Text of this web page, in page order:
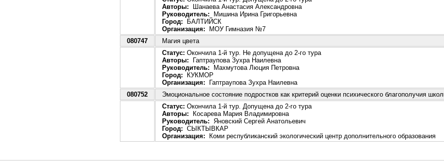
Авторы: Шанаева Анастасия Александровна
Руководитель: Мишина Ирина Григорьевна
Город: БАЛТИЙСК
Организация: МОУ Гимназия №7
080747
Магия цвета
Статус: Окончила 1-й тур. Не допущена до 2-го тура
Авторы: Гаптраупова Зухра Наилевна
Руководитель: Махмутова Люция Петровна
Город: КУКМОР
Организация: Гаптраупова Зухра Наилевна
080752
Эмоциональное состояние подростков как критерий оценки психического благополучия
Статус: Окончила 1-й тур. Допущена до 2-го тура
Авторы: Косарева Мария Владимировна
Руководитель: Яновский Сергей Анатольевич
Город: СЫКТЫВКАР
Организация: Коми республиканский экологический центр дополнительного образования